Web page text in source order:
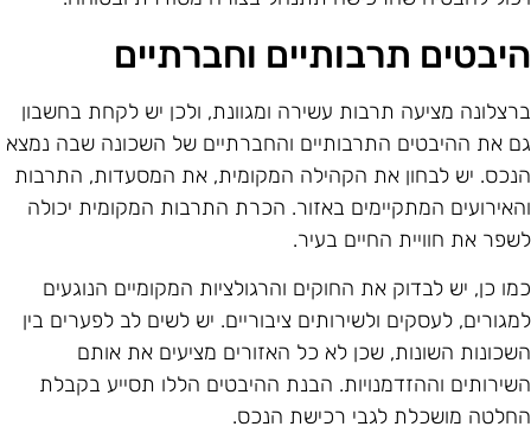
תרבותיים וחברתיים
מציעה תרבות עשירה ומגוונת, ולכן יש לקחת בחשבון
את ההיבטים התרבותיים והחברתיים של השכונה שבה נמצא
יש לבחון את הקהילה המקומית, את המסעדות, התרבות
המתקיימים באזור. הכרת התרבות המקומית יכולה
את חוויית החיים בעיר.
כן, יש לבדוק את החוקים והרגולציות המקומיים הנוגעים
לעסקים ולשירותים ציבוריים. יש לשים לב לפערים בין
השונות, שכן לא כל האזורים מציעים את אותם
וההזדמנויות. הבנת ההיבטים הללו תסייע בקבלת
מושכלת לגבי רכישת הנכס.